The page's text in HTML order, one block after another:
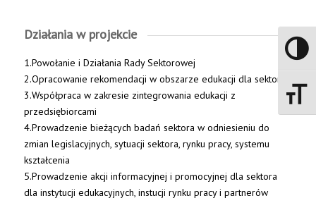
Działania w projekcie
1.Powołanie i Działania Rady Sektorowej
2.Opracowanie rekomendacji w obszarze edukacji dla sektora
3.Współpraca w zakresie zintegrowania edukacji z
przedsiębiorcami
4.Prowadzenie bieżących badań sektora w odniesieniu do
zmian legislacyjnych, sytuacji sektora, rynku pracy, systemu
kształcenia
5.Prowadzenie akcji informacyjnej i promocyjnej dla sektora
dla instytucji edukacyjnych, instucji rynku pracy i partnerów